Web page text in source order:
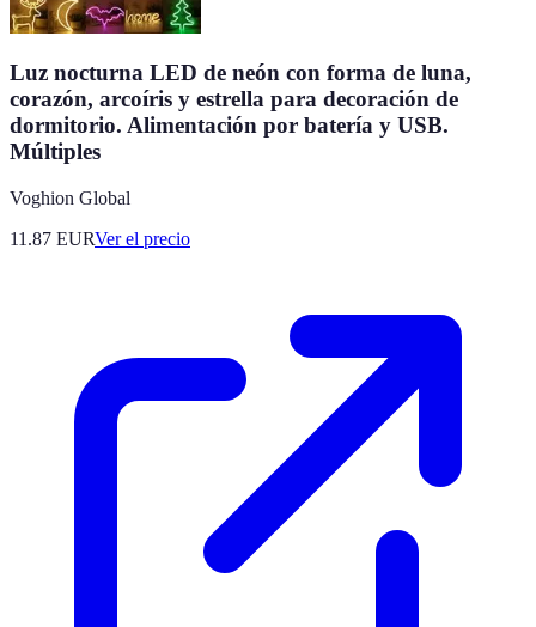
Luz nocturna LED de neón con forma de luna,
corazón, arcoíris y estrella para decoración de
dormitorio. Alimentación por batería y USB.
Múltiples
Voghion Global
11.87 EURVer el precio